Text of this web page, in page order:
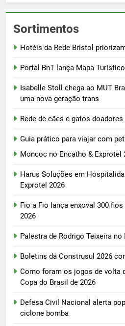
Sortimentos
Hotéis da Rede Bristol
Portal BnT lança Mapa
Isabelle Stoll chega ao MUT
uma nova geração trans
Rede de cães e gatos doadores
Guia prático para viajar com
Moncoc no Encatho & Exprotel
Harus Soluções em
Exprotel 2026
Fio a Fio lança enxoval 300
2026
Palestra de Rodrigo Teixeira
Boletins da Construsul 2026
Como foram os jogos de volta
Copa do Brasil de 2026
Defesa Civil Nacional alerta
ciclone bomba